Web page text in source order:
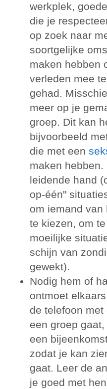
werkplek,
die je
op zoek naar
soortgelijke
maken hebben
verleden mee
gehad.
meer op je
groep. Dit kan
bijvoorbeeld
die met een
maken hebben.
leidende hand
op-één"
om iemand
te kiezen, om
moeilijke
schijn van
gewekt).
Nodig hem of
ontmoet
de telefoon met
een groep
een
zodat je kan
gaat. Leer de
je goed met